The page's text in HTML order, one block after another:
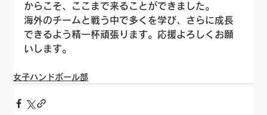
からこそ、ここまで来ることができました。
海外のチームと戦う中で多くを学び、さらに成長
できるよう精一杯頑張ります。応援よろしくお願
いします。
女子ハンドボール部